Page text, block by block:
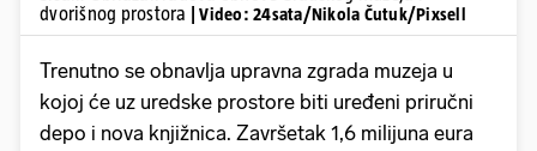
dvorišnog prostora
| Video: 24sata/Nikola Čutuk/Pixsell
Trenutno se obnavlja upravna zgrada muzeja u
kojoj će uz uredske prostore biti uređeni priručni
depo i nova knjižnica. Završetak 1,6 milijuna eura